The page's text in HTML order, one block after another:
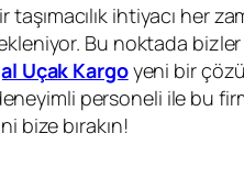
taşımacılık ihtiyacı her
Bu noktada
Uçak Kargoyeni bir
personeli ile bu
bize bırakın!